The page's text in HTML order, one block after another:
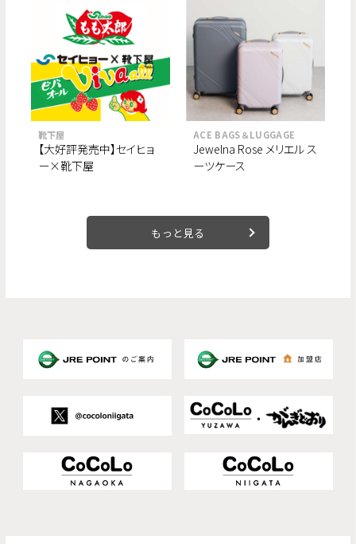
靴下屋
【大好評発売中】セイヒョ
ー×靴下屋
ACE BAGS＆LUGGAGE
Jewelna Rose メリエル ス
ーツケース
もっと見る